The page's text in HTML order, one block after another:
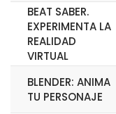
BEAT SABER.
EXPERIMENTA LA
REALIDAD
VIRTUAL
BLENDER: ANIMA
TU PERSONAJE